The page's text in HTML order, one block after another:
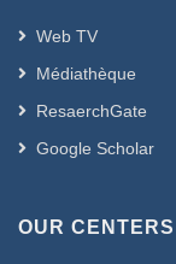
Web TV
Médiathèque
ResaerchGate
Google Scholar
OUR CENTERS